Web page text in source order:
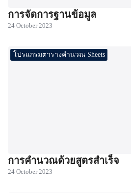
การจัดการฐานข้อมูล
24 October 2023
โปรแกรมตารางคำนวณ Sheets
การคำนวณด้วยสูตรสำเร็จ
24 October 2023